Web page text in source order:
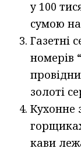
у 100
сумою
Газетні
номерів
золоті
Кухонне
кави